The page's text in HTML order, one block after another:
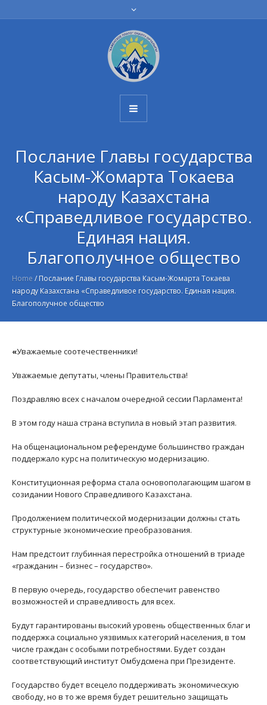
Послание Главы государства
Касым-Жомарта Токаева
народу Казахстана
«Справедливое государство.
Единая нация.
Благополучное общество
Home / Послание Главы государства Касым-Жомарта Токаева
народу Казахстана «Справедливое государство. Единая нация.
Благополучное общество
«Уважаемые соотечественники!
Уважаемые депутаты, члены Правительства!
Поздравляю всех с началом очередной сессии Парламента!
В этом году наша страна вступила в новый этап развития.
На общенациональном референдуме большинство граждан
поддержало курс на политическую модернизацию.
Конституционная реформа стала основополагающим шагом в
созидании Нового Справедливого Казахстана.
Продолжением политической модернизации должны стать
структурные экономические преобразования.
Нам предстоит глубинная перестройка отношений в триаде
«гражданин – бизнес – государство».
В первую очередь, государство обеспечит равенство
возможностей и справедливость для всех.
Будут гарантированы высокий уровень общественных благ и
поддержка социально уязвимых категорий населения, в том
числе граждан с особыми потребностями. Будет создан
соответствующий институт Омбудсмена при Президенте.
Государство будет всецело поддерживать экономическую
свободу, но в то же время будет решительно защищать